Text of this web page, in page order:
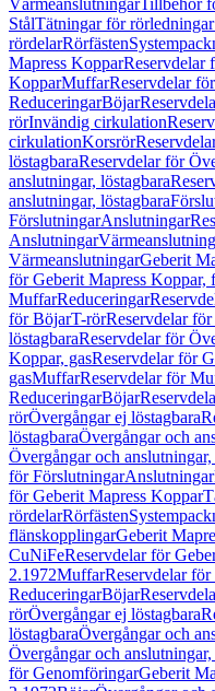
VärmeanslutningarTillbehör
StålTätningar för
rördelarRörfästen
Mapress KopparReservdelar
KopparMuffarReservdelar
ReduceringarBöjar
rörInvändig cirkulation
cirkulationKorsrör
löstagbaraReservdelar för
anslutningar, löstagbara
anslutningar, löstagbara
FörslutningarAnslutningar
Anslutningar
VärmeanslutningarGeberit
för Geberit Mapress Koppar,
MuffarReduceringar
för BöjarT-rörReservdelar
löstagbaraReservdelar för
Koppar, gasReservdelar för
gasMuffarReservdelar för
ReduceringarBöjar
rörÖvergångar ej löstagbara
löstagbaraÖvergångar och
Övergångar och anslutningar,
för FörslutningarAnslutningar
för Geberit Mapress Koppar
rördelarRörfästen
flänskopplingarGeberit
CuNiFeReservdelar för
2.1972MuffarReservdelar
ReduceringarBöjar
rörÖvergångar ej löstagbara
löstagbaraÖvergångar och
Övergångar och anslutningar,
för GenomföringarGeberit